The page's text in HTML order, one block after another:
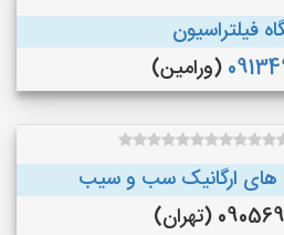
فیلتراسیون
(ورامین)
های ارگانیک سب و سیب
(تهران)